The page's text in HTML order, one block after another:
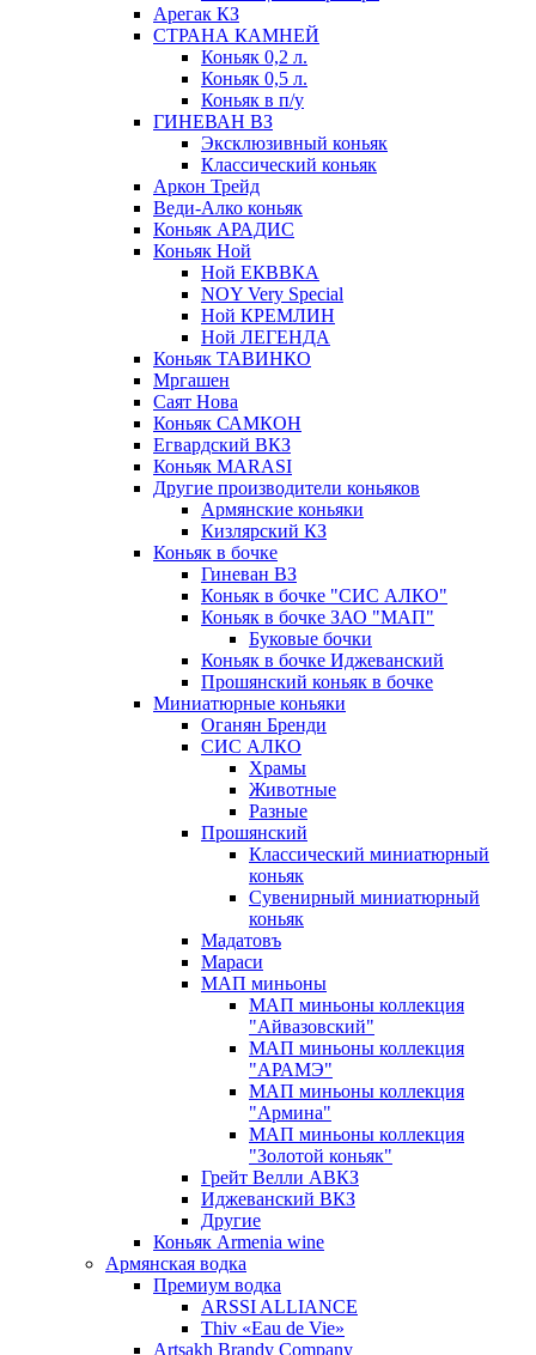
Арегак КЗ
СТРАНА КАМНЕЙ
Коньяк 0,2 л.
Коньяк 0,5 л.
Коньяк в п/у
ГИНЕВАН ВЗ
Эксклюзивный коньяк
Классический коньяк
Аркон Трейд
Веди-Алко коньяк
Коньяк АРАДИС
Коньяк Ной
Ной ЕКВВКА
NOY Very Special
Ной КРЕМЛИН
Ной ЛЕГЕНДА
Коньяк ТАВИНКО
Мргашен
Саят Нова
Коньяк САМКОН
Егвардский ВКЗ
Коньяк MARASI
Другие производители коньяков
Армянские коньяки
Кизлярский КЗ
Коньяк в бочке
Гиневан ВЗ
Коньяк в бочке "СИС АЛКО"
Коньяк в бочке ЗАО "МАП"
Буковые бочки
Коньяк в бочке Иджеванский
Прошянский коньяк в бочке
Миниатюрные коньяки
Оганян Бренди
СИС АЛКО
Храмы
Животные
Разные
Прошянский
Классический миниатюрный
коньяк
Сувенирный миниатюрный
коньяк
Мадатовъ
Мараси
МАП миньоны
МАП миньоны коллекция
"Айвазовский"
МАП миньоны коллекция
"АРАМЭ"
МАП миньоны коллекция
"Армина"
МАП миньоны коллекция
"Золотой коньяк"
Грейт Велли АВКЗ
Иджеванский ВКЗ
Другие
Коньяк Armenia wine
Армянская водка
Премиум водка
ARSSI ALLIANCE
Thiv «Eau de Vie»
Artsakh Brandy Company